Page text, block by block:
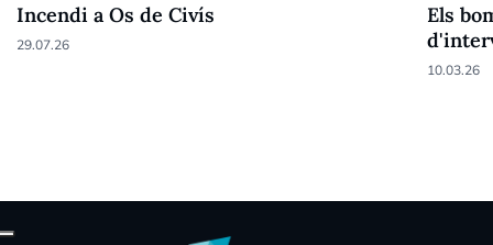
Incendi a Os de Civís
29.07.26
Els
10.03.26